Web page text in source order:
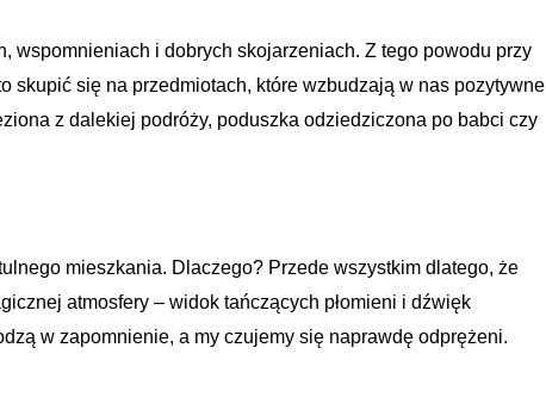
wspomnieniach i dobrych skojarzeniach. Z tego powodu przy
skupić się na przedmiotach, które wzbudzają w nas pozytywne
z dalekiej podróży, poduszka odziedziczona po babci czy
mieszkania. Dlaczego? Przede wszystkim dlatego, że
atmosfery – widok tańczących płomieni i dźwięk
w zapomnienie, a my czujemy się naprawdę odprężeni.